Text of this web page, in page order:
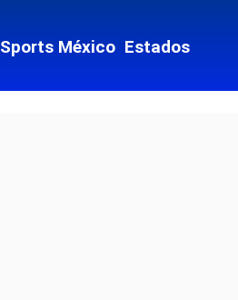
México Estados